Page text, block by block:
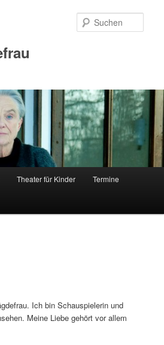
Theater für Kinder Termine
Ich bin Schauspielerin und
Meine Liebe gehört vor allem